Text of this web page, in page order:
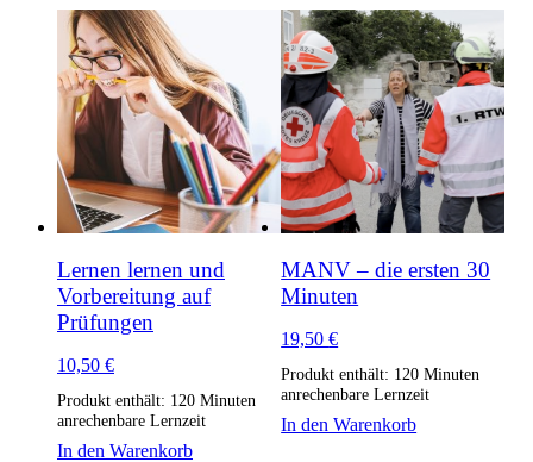
Lernen lernen und
Vorbereitung auf
Prüfungen
10,50 €
Produkt enthält: 120 Minuten
anrechenbare Lernzeit
In den Warenkorb
MANV – die ersten 30
Minuten
19,50€
Produkt enthält: 120Minuten
anrechenbare Lernzeit
In den Warenkorb